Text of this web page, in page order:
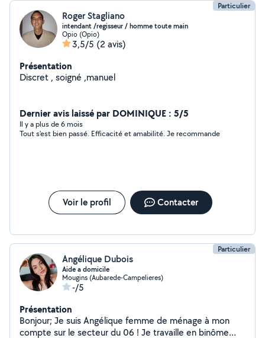
Particulier
Roger Stagliano
intendant /regisseur / homme toute main
Opio (Opio)
3,5/5 (2 avis)
Présentation
Discret , soigné ,manuel
Dernier avis laissé par DOMINIQUE : 5/5
Il y a plus de 6 mois
Tout s'est bien passé. Efficacité et amabilité. Je recommande
Voir le profil Contacter
Particulier
Angélique Dubois
Aide a domicile
Mougins (Aubarede-Campelieres)
-/5
Présentation
Bonjour; Je suis Angélique femme de ménage à mon
compte sur le secteur du 06 ! Je travaille en binôme